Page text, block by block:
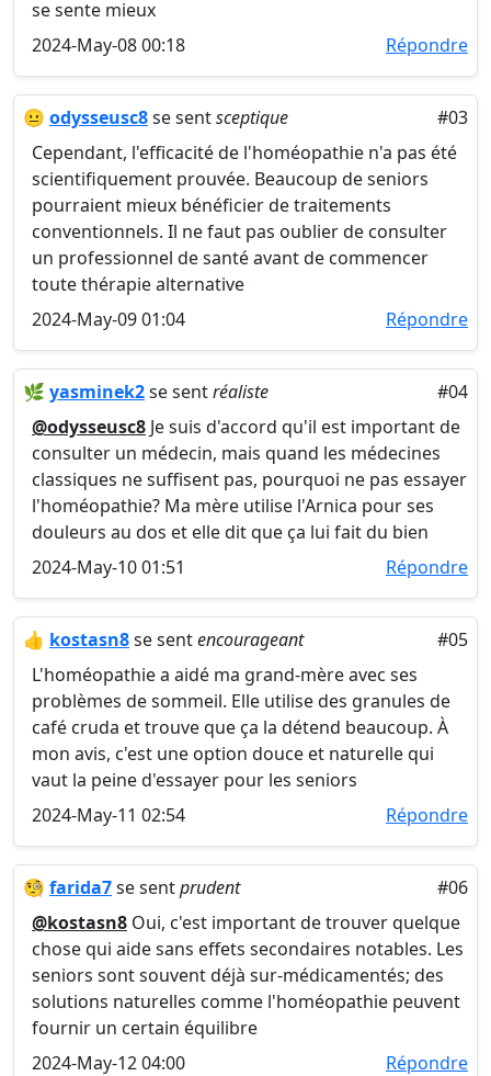
se sente mieux
2024-May-08 00:18
Répondre
😐 odysseusc8se sentsceptique
#03
Cependant, l'efficacité de l'homéopathie n'a pas été
scientifiquement prouvée. Beaucoup de seniors
pourraient mieux bénéficier de traitements
conventionnels. Il ne faut pas oublier de consulter
un professionnel de santé avant de commencer
toute thérapie alternative
2024-May-09 01:04
Répondre
🌿 yasminek2se sentréaliste
#04
@odysseusc8 Je suis d'accord qu'il est important de
consulter un médecin, mais quand les médecines
classiques ne suffisent pas, pourquoi ne pas essayer
l'homéopathie? Ma mère utilise l'Arnica pour ses
douleurs au dos et elle dit que ça lui fait du bien
2024-May-10 01:51
Répondre
👍 kostasn8se sentencourageant
#05
L'homéopathie a aidé ma grand-mère avec ses
problèmes de sommeil. Elle utilise des granules de
café cruda et trouve que ça la détend beaucoup. À
mon avis, c'est une option douce et naturelle qui
vaut la peine d'essayer pour les seniors
2024-May-11 02:54
Répondre
🧐 farida7se sentprudent
#06
@kostasn8 Oui, c'est important de trouver quelque
chose qui aide sans effets secondaires notables. Les
seniors sont souvent déjà sur-médicamentés; des
solutions naturelles comme l'homéopathie peuvent
fournir un certain équilibre
2024-May-12 04:00
Répondre